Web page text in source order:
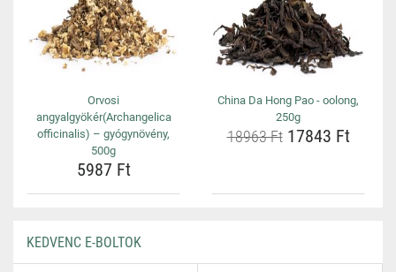
Orvosi
angyalgyökér(Archangelica
officinalis) – gyógynövény,
500g
5987 Ft
China Da Hong Pao - oolong,
250g
18963 Ft17843 Ft
KEDVENC E-BOLTOK